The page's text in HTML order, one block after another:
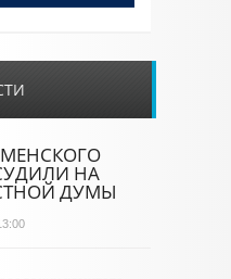
НА
ДУМЫ